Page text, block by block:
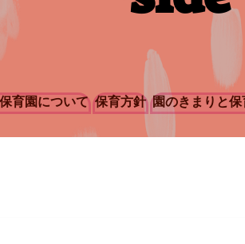
育園について 保育方針 園のきまりと保